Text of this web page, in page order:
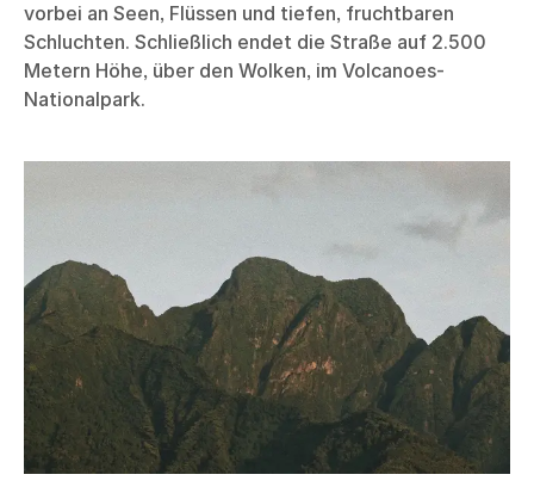
vorbei an Seen, Flüssen und tiefen, fruchtbaren
Schluchten. Schließlich endet die Straße auf 2.500
Metern Höhe, über den Wolken, im Volcanoes-
Nationalpark.